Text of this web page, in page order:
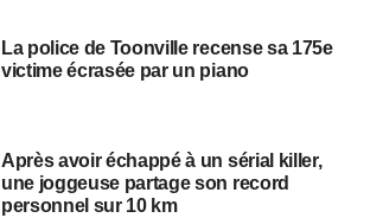
La police de Toonville recense sa 175e
victime écrasée par un piano
Après avoir échappé à un sérial killer,
une joggeuse partage son record
personnel sur 10 km